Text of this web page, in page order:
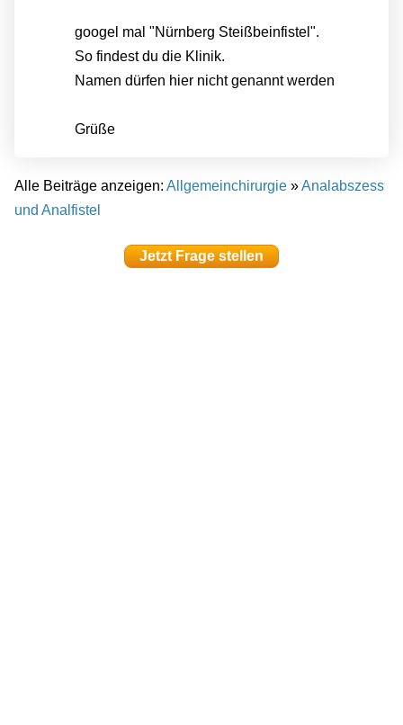
googel mal "Nürnberg Steißbeinfistel".
So findest du die Klinik.
Namen dürfen hier nicht genannt werden
Grüße
Alle Beiträge anzeigen: Allgemeinchirurgie »Analabszess
und Analfistel
Jetzt Frage stellen